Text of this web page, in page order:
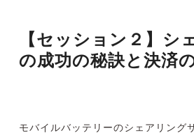
【セッション２】シ
の成功の秘訣と決済
モバイルバッテリーのシェアリング